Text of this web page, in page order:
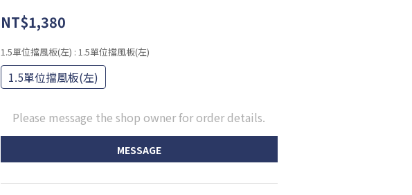
NT$1,380
1.5單位擋風板(左) : 1.5單位擋風板(左)
1.5單位擋風板(左)
Please message the shop owner for order details.
MESSAGE